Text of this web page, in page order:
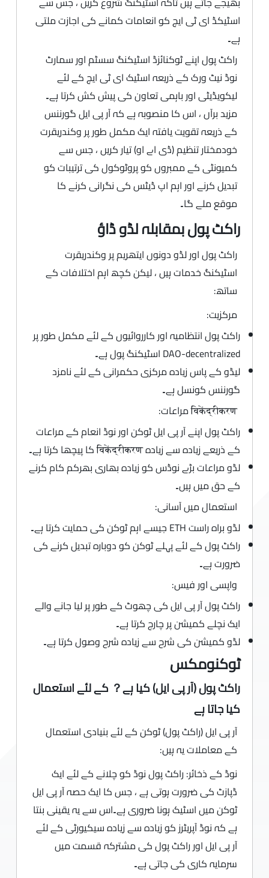
اسٹیکڈ ای ٹی ایچ کو انعامات کمانے کی اجازت ملتی
ہے۔
راکٹ پول اپنے ٹوکنائزڈ اسٹیکنگ سسٹم اور سمارٹ
نوڈ نیٹ ورک کے ذریعہ اسٹیک ای ٹی ایچ کے لئے
لیکویڈیٹی اور باہمی تعاون کی پیش کش کرتا ہے۔
مزید برآں ، اس کا منصوبہ ہے کہ آر پی ایل گورننس
کے ذریعہ تقویت یافتہ ایک مکمل طور پر وکندریقرت
خودمختار تنظیم (ڈی اے او) تیار کریں ، جس سے
کمیونٹی کے ممبروں کو پروٹوکول کی ترتیبات کو
تبدیل کرنے اور اہم اپ ڈیٹس کی نگرانی کرنے کا
موقع ملے گا۔
راکٹ پول بمقابلہ لڈو ڈاؤ
راکٹ پول اور لڈو دونوں ایتھریم پر وکندریقرت
اسٹیکنگ خدمات ہیں ، لیکن کچھ اہم اختلافات کے
ساتھ:
مرکزیت:
راکٹ پول انتظامیہ اور کارروائیوں کے لئے مکمل طور پر
DAO-decentralized اسٹیکنگ پول ہے۔
لیڈو کے پاس زیادہ مرکزی حکمرانی کے لئے نامزد
گورننس کونسل ہے۔
विकेंद्रीकरण مراعات:
راکٹ پول اپنے آر پی ایل ٹوکن اور نوڈ انعام کے مراعات
کے ذریعے زیادہ سے زیادہ विकेंद्रीकरण کا پیچھا کرتا ہے۔
لڈو مراعات بڑے نوڈس کو زیادہ بھاری بھرکم کام کرنے
کے حق میں ہیں۔
استعمال میں آسانی:
لڈو براہ راست ETH جیسے اہم ٹوکن کی حمایت کرتا ہے۔
راکٹ پول کے لئے پہلے ٹوکن کو دوبارہ تبدیل کرنے کی
ضرورت ہے۔
واپسی اور فیس:
راکٹ پول آر پی ایل کی چھوٹ کے طور پر لیا جانے والے
ایک نچلے کمیشن پر چارج کرتا ہے۔
لڈو کمیشن کی شرح سے زیادہ شرح وصول کرتا ہے۔
ٹوکنومکس
راکٹ پول (آر پی ایل) کیا ہے？ کے لئے استعمال
کیا جاتا ہے
آر پی ایل (راکٹ پول) ٹوکن کے لئے بنیادی استعمال
کے معاملات یہ ہیں:
نوڈ کے ذخائر: راکٹ پول نوڈ کو چلانے کے لئے ایک
ڈپازٹ کی ضرورت ہوتی ہے ، جس کا ایک حصہ آر پی ایل
ٹوکن میں اسٹیک ہونا ضروری ہے۔اس سے یہ یقینی بنتا
ہے کہ نوڈ آپریٹرز کو زیادہ سے زیادہ سیکیورٹی کے لئے
آر پی ایل اور راکٹ پول کی مشترکہ قسمت میں
سرمایہ کاری کی جاتی ہے۔